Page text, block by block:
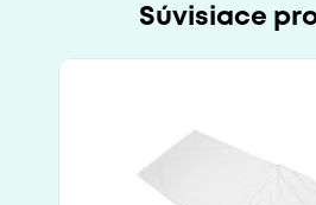
Súvisiace